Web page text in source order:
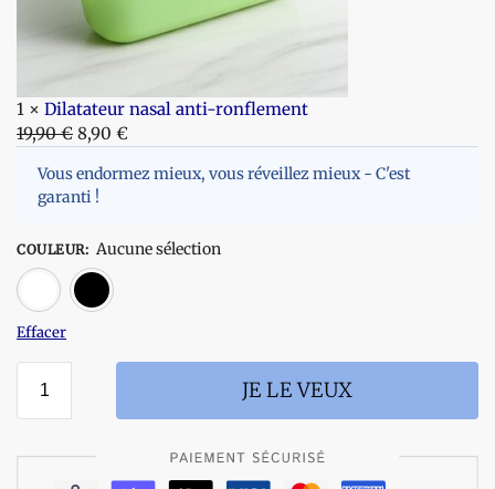
1 × Dilatateur nasal anti-ronflement
19,90€ 8,90 €
Vous endormez mieux, vous réveillez mieux - C'est
garanti !
COULEUR: Aucune sélection
Effacer
JE LE VEUX